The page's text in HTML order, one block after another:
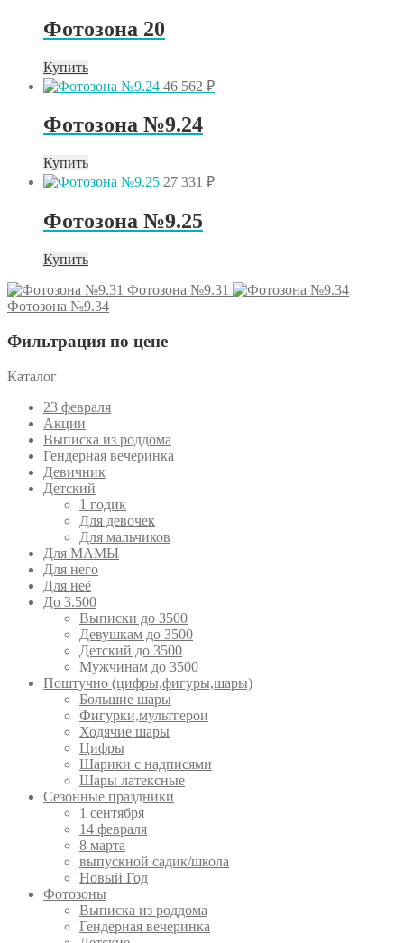
Фотозона 20
Купить
46 562 ₽
Фотозона №9.24
Купить
27 331 ₽
Фотозона №9.25
Купить
Фотозона №9.31
Фотозона №9.34
Фильтрация по цене
Каталог
23 февраля
Акции
Выписка из роддома
Гендерная вечеринка
Девичник
Детский
1 годик
Для девочек
Для мальчиков
Для МАМЫ
Для него
Для неё
До 3.500
Выписки до 3500
Девушкам до 3500
Детский до 3500
Мужчинам до 3500
Поштучно (цифры,фигуры,шары)
Большие шары
Фигурки,мультгерои
Ходячие шары
Цифры
Шарики с надписями
Шары латексные
Сезонные праздники
1 сентября
14 февраля
8 марта
выпускной садик/школа
Новый Год
Фотозоны
Выписка из роддома
Гендерная вечеринка